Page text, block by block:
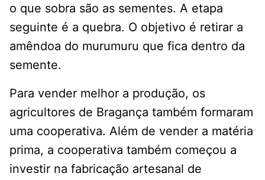
o que sobra são as sementes. A etapa
seguinte é a quebra. O objetivo é retirar a
amêndoa do murumuru que fica dentro da
semente.
Para vender melhor a produção, os
agricultores de Bragança também formaram
uma cooperativa. Além de vender a matéria
prima, a cooperativa também começou a
investir na fabricação artesanal de